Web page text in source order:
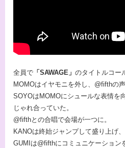
全員で 「SAWAGE」 のタイトルコー
MOMOはイヤモニを外し、@fifthの
SOYOはMOMOにシュールな表情を
じゃれ合っていた。
@fifthとの合唱で会場が一つに。
KANOは終始ジャンプして盛り上げ、
GUMIは@fifthにコミュニケーション